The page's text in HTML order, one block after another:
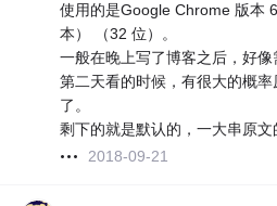
使用的是Google Chrome 版本
本） （32 位）。
一般在晚上写了博客之后，好像
第二天看的时候，有很大的概
了。
剩下的就是默认的，一大串原文
2018-09-21